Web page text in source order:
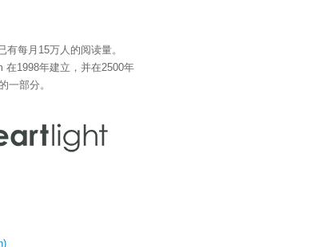
每月15万人的阅读量。
在1998年建立，并在2500年
一部分。